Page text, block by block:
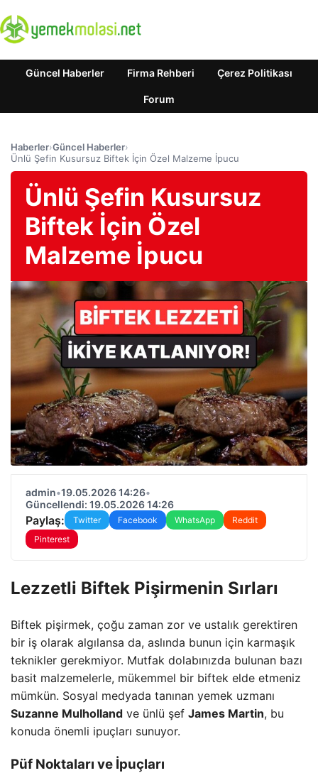
Güncel Haberler Firma Rehberi Çerez Politikası
Forum
Haberler›Güncel Haberler›
Ünlü Şefin Kusursuz Biftek İçin Özel Malzeme İpucu
Ünlü Şefin Kusursuz
Biftek İçin Özel
Malzeme İpucu
admin•19.05.2026 14:26•
Güncellendi: 19.05.2026 14:26
Paylaş: Twitter Facebook WhatsApp
Reddit
Pinterest
Lezzetli Biftek Pişirmenin Sırları
Biftek pişirmek, çoğu zaman zor ve ustalık gerektiren
bir iş olarak algılansa da, aslında bunun için karmaşık
teknikler gerekmiyor. Mutfak dolabınızda bulunan bazı
basit malzemelerle, mükemmel bir biftek elde etmeniz
mümkün. Sosyal medyada tanınan yemek uzmanı
Suzanne Mulholland ve ünlü şef James Martin, bu
konuda önemli ipuçları sunuyor.
Püf Noktaları ve İpuçları